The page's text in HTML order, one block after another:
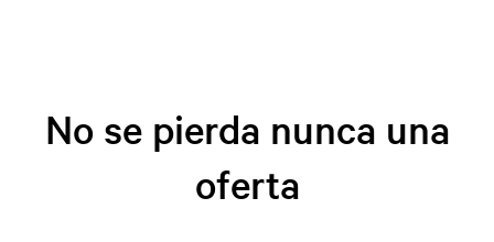
No se pierda nunca una
oferta